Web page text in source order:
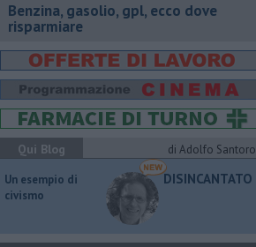
​Benzina, gasolio, gpl, ecco dove
risparmiare
Qui Blog
di Adolfo Santoro
​Un esempio di
civismo
DISINCANTATO